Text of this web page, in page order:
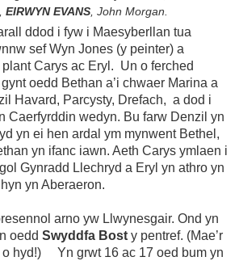
EIRWYN EVANS , John Morgan.
ddod i fyw i Maesyberllan tua
sef Wyn Jones (y peinter) a
plant Carys ac Eryl. Un o ferched
oedd Bethan a’i chwaer Marina a
Havard, Parcysty, Drefach, a dod i
Caerfyrddin wedyn. Bu farw Denzil yn
yn ei hen ardal ym mynwent Bethel,
yn ifanc iawn. Aeth Carys ymlaen i
Gynradd Llechryd a Eryl yn athro yn
yn Aberaeron.
arno yw Llwynesgair. Ond yn
oedd Swyddfa Bost y pentref. (Mae’r
o hyd!) Yn grwt 16 ac 17 oed bum yn